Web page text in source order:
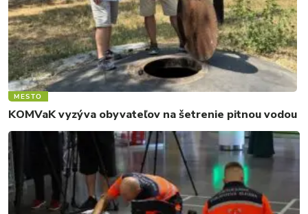
MESTO
KOMVaK vyzýva obyvateľov na šetrenie pitnou vodou